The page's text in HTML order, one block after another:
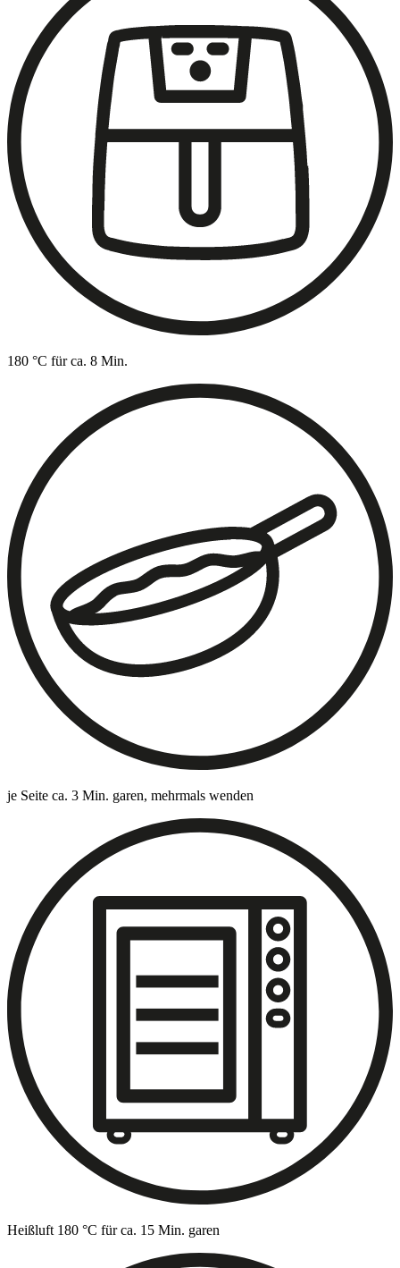
180 °C für ca. 8 Min.
je Seite ca. 3 Min. garen, mehrmals wenden
Heißluft 180 °C für ca. 15 Min. garen